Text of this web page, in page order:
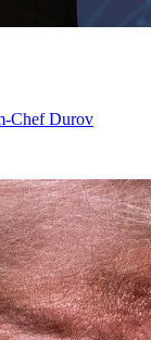
Chef Durov